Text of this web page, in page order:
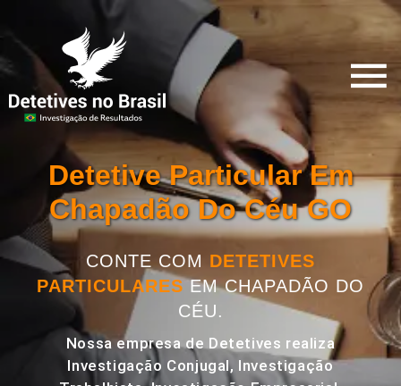
Detetive Particular Em
Chapadão Do Céu GO
CONTE COM DETETIVES
PARTICULARESEM CHAPADÃO DO
CÉU.
Nossa empresa de Detetives realiza
Investigação Conjugal, Investigação